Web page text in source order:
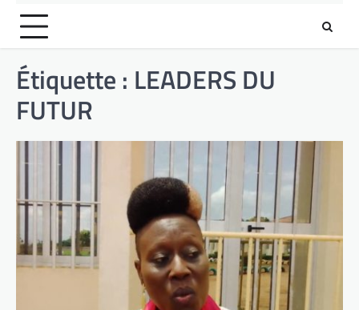
Étiquette : LEADERS DU
FUTUR